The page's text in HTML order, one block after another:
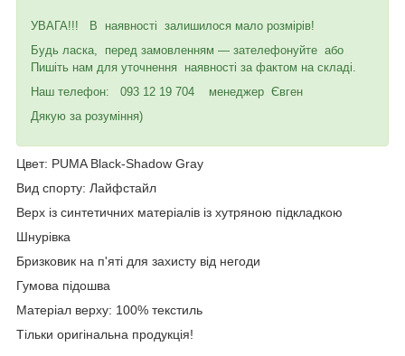
УВАГА!!! В наявності залишилося мало розмірів!
Будь ласка, перед замовленням — зателефонуйте або
Пишіть нам для уточнення наявності за фактом на складі.
Наш телефон: 093 12 19 704 менеджер Євген
Дякую за розуміння)
Цвет: PUMA Black-Shadow Gray
Вид спорту: Лайфстайл
Верх із синтетичних матеріалів із хутряною підкладкою
Шнурівка
Бризковик на п'яті для захисту від негоди
Гумова підошва
Матеріал верху: 100% текстиль
Тільки оригінальна продукція!